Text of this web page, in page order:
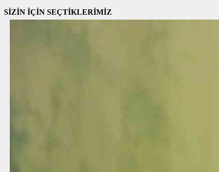
SİZİN İÇİN SEÇTİKLERİMİZ